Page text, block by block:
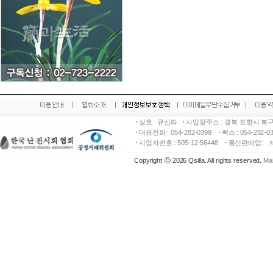
상호 : 큐신라
사업장주소 : 경북 포항시
대표전화 : 054-282-0399
팩스 : 054-282-
사업자번호 : 505-12-56448
통신판매업:
Copyright ⓒ 2026 Qsilla. All rights reserved.